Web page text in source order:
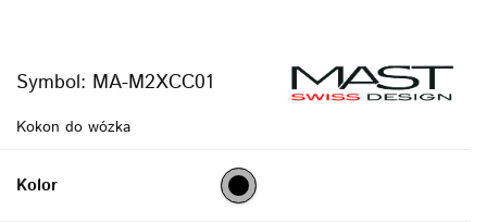
Symbol: MA-M2XCC01
Kokon do wózka
Kolor